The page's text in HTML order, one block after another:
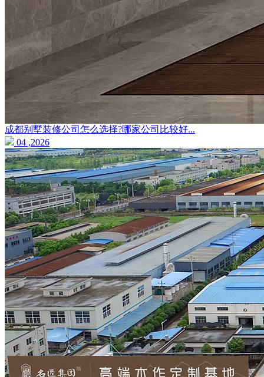
成都别墅装修公司怎么选择?哪家公司比较好...
04 ,2026